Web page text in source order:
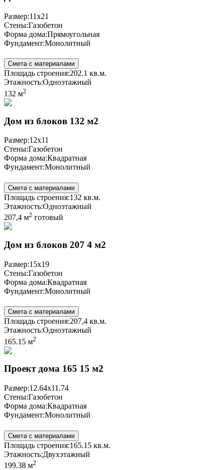
Размер:11x21
Стены:Газобетон
Форма дома:Прямоугольная
Фундамент:Монолитный
Смета с материалами
Площадь строения:202.1 кв.м.
Этажность:Одноэтажный
132 м2
Дом из блоков 132 м2
Размер:12x11
Стены:Газобетон
Форма дома:Квадратная
Фундамент:Монолитный
Смета с материалами
Площадь строения:132 кв.м.
Этажность:Одноэтажный
207,4 м2 готовый
Дом из блоков 207 4 м2
Размер:15x19
Стены:Газобетон
Форма дома:Квадратная
Фундамент:Монолитный
Смета с материалами
Площадь строения:207,4 кв.м.
Этажность:Одноэтажный
165.15 м2
Проект дома 165 15 м2
Размер:12.64x11.74
Стены:Газобетон
Форма дома:Квадратная
Фундамент:Монолитный
Смета с материалами
Площадь строения:165.15 кв.м.
Этажность:Двухэтажный
199.38 м2